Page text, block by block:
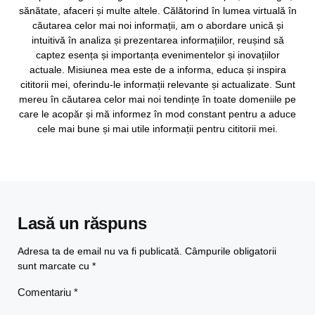
sănătate, afaceri și multe altele. Călătorind în lumea virtuală în
căutarea celor mai noi informații, am o abordare unică și
intuitivă în analiza și prezentarea informațiilor, reușind să
captez esența și importanța evenimentelor și inovațiilor
actuale. Misiunea mea este de a informa, educa și inspira
cititorii mei, oferindu-le informații relevante și actualizate. Sunt
mereu în căutarea celor mai noi tendințe în toate domeniile pe
care le acopăr și mă informez în mod constant pentru a aduce
cele mai bune și mai utile informații pentru cititorii mei.
Lasă un răspuns
Adresa ta de email nu va fi publicată. Câmpurile obligatorii
sunt marcate cu *
Comentariu *